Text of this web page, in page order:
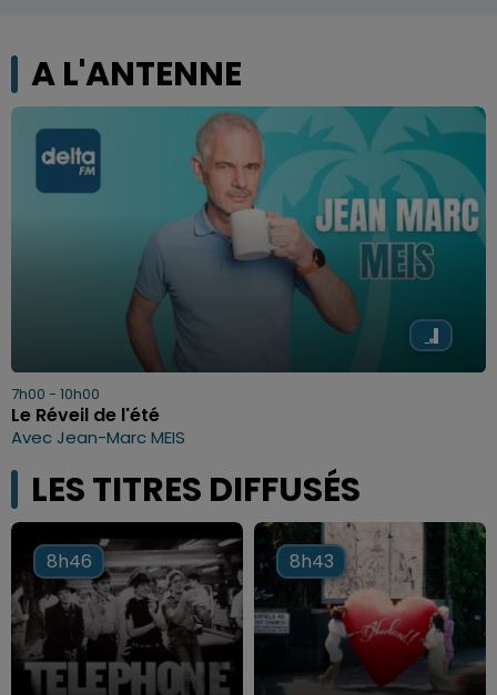
A L'ANTENNE
7h00 - 10h00
Le Réveil de l'été
Avec Jean-Marc MEIS
LES TITRES DIFFUSÉS
8h46
8h46 8h43
8h43